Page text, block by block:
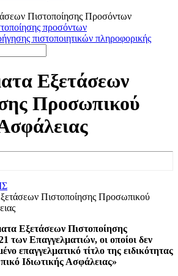
Πιστοποίησης Προσόντων
προσόντων
πιστοποιητικών πληροφορικής
Εξετάσεων
Προσωπικού
Πιστοποίησης Προσωπικού
Εξετάσεων Πιστοποίησης
των Επαγγελματιών, οι οποίοι δεν
επαγγελματικό τίτλο της ειδικότητας
Ιδιωτικής Ασφάλειας»